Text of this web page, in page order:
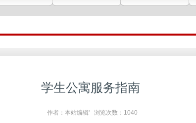
学生公寓服务指南
作者：本站编辑' 浏览次数： 1040